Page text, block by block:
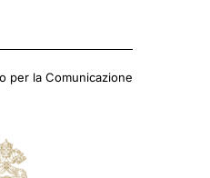
per la Comunicazione